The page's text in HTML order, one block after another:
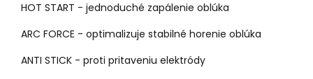
HOT START - jednoduché zapálenie oblúka
ARC FORCE - optimalizuje stabilné horenie oblúka
ANTI STICK - proti pritaveniu elektródy